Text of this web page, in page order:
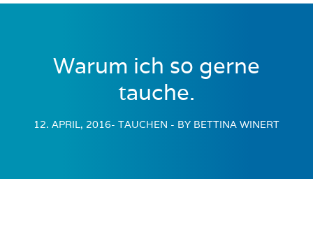
BUCH BESTELLEN
KONTAKT
NACH:
Warum ich so gerne
tauche.
12. APRIL, 2016- TAUCHEN - BY BETTINA WINERT